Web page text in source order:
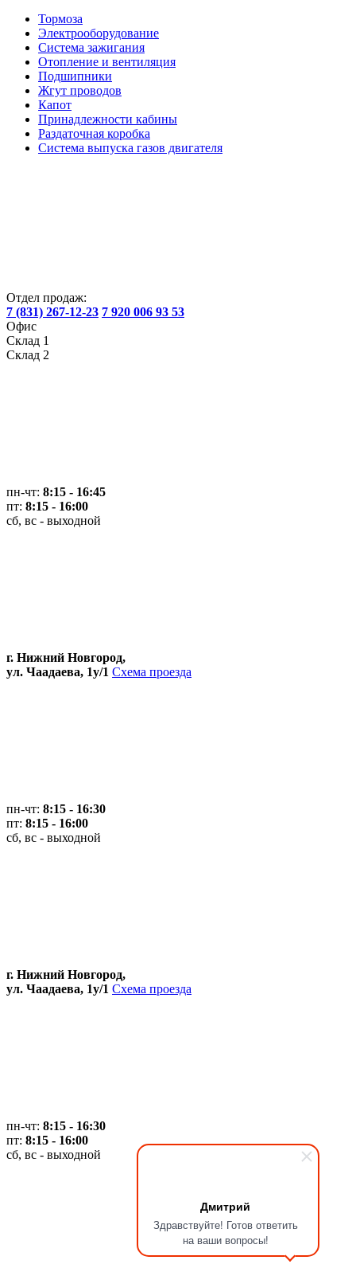
Дмитрий
Здравствуйте! Готов ответить
на ваши вопросы!
Тормоза
Электрооборудование
Система зажигания
Отопление и вентиляция
Подшипники
Жгут проводов
Капот
Принадлежности кабины
Раздаточная коробка
Система выпуска газов двигателя
Отдел продаж:
7 (831) 267-12-23 7 920 006 93 53
Офис
Склад 1
Склад 2
пн-чт: 8:15 - 16:45
пт: 8:15 - 16:00
сб, вс - выходной
г. Нижний Новгород,
ул. Чаадаева, 1у/1 Схема проезда
пн-чт: 8:15 - 16:30
пт: 8:15 - 16:00
сб, вс - выходной
г. Нижний Новгород,
ул. Чаадаева, 1у/1 Схема проезда
пн-чт: 8:15 - 16:30
пт: 8:15 - 16:00
сб, вс - выходной